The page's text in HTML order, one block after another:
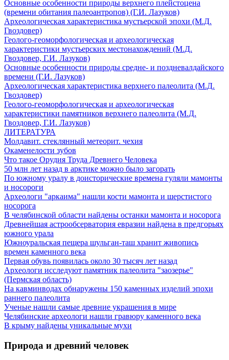
Основные особенности природы верхнего плейстоцена
(времени обитания палеоантропов) (Г.И. Лазуков)
Археологическая характеристика мустьерской эпохи (М.Д.
Гвоздовер)
Геолого-геоморфологическая и археологическая
характеристики мустьерских местонахождений (М.Д.
Гвоздовер, Г.И. Лазуков)
Основные особенности природы средне- и поздневалдайского
времени (Г.И. Лазуков)
Археологическая характеристика верхнего палеолита (М.Д.
Гвоздовер)
Геолого-геоморфологическая и археологическая
характеристики памятников верхнего палеолита (М.Д.
Гвоздовер, Г.И. Лазуков)
ЛИТЕРАТУРА
Молдавит. стеклянный метеорит. чехия
Окаменелости зубов
Что такое Орудия Труда Древнего Человека
50 млн лет назад в арктике можно было загорать
По южному уралу в доисторические времена гуляли мамонты
и носороги
Археологи "аркаима" нашли кости мамонта и шерстистого
носорога
В челябинской области найдены останки мамонта и носорога
Древнейшая астрообсерватория евразии найдена в предгорьях
южного урала
Южноуральская пещера шульган-таш хранит живопись
времен каменного века
Первая обувь появилась около 30 тысяч лет назад
Археологи исследуют памятник палеолита "заозерье"
(Пермская область)
На кавминводах обнаружены 150 каменных изделий эпохи
раннего палеолита
Ученые нашли самые древние украшения в мире
Челябинские археологи нашли гравюру каменного века
В крыму найдены уникальные мухи
Природа и древний человек